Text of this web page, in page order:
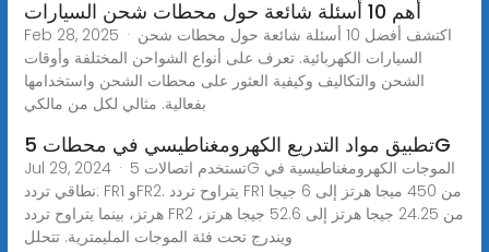
أهم 10 أسئلة شائعة حول محطات شحن السيارات
Feb 28, 2025 · اكتشف أفضل 10 أسئلة شائعة حول محطات شحن
السيارات الكهربائية. تعرف على أنواع الشواحن المختلفة وأوقات
الشحن والتكاليف وكيفية العثور على محطات الشحن واستخدامها
بفعالية. مثالي لكل من مالكي
تطبيق مواد التدريع الكهرومغناطيسي في محطات 5G
Jul 29, 2024 · تستخدم اتصالات 5G الموجات الكهرومغناطيسية في
نطاقي تردد: FR1 وFR2. يتراوح تردد FR1 من 450 ميجا هرتز إلى 6 جيجا
هرتز، بينما يتراوح تردد FR2 من 24.25 جيجا هرتز إلى 52.6 جيجا هرتز،
ويندرج تحت فئة الموجات المليمترية. تتحلل